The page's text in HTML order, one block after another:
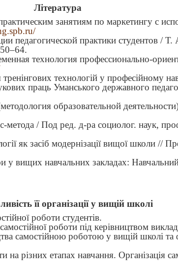
Література
занятиям по маркетингу с
педагогической практики студентов /
технология профессионально-
технологій у професійному
праць Уманського державного
образовательной
метода / Под ред. д-ра социолог. наук,
як засіб модернізації вищої школи //
у вищих навчальних закладах:
її організації у вищій школі
роботи студентів.
роботи під керівництвом
самостійною роботою у вищій школі та
на різних етапах навчання. Організація